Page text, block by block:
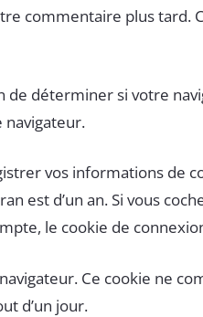
commentaire plus tard.
déterminer si votre
vos informations de
est d’un an. Si vous
le cookie de
Ce cookie ne
d’un jour.